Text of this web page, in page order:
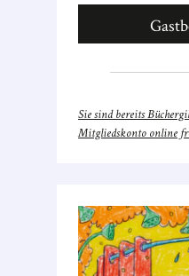
Sie sind bereits
Mitgliedskonto online